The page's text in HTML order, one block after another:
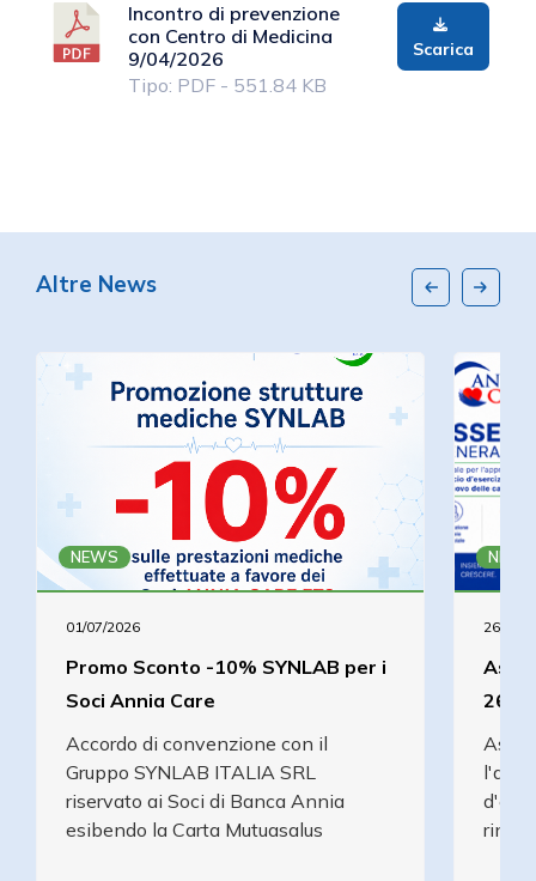
Incontro di prevenzione
con Centro di Medicina
9/04/2026
Tipo: PDF - 551.84 KB
Scarica
Altre News
NEWS
01/07/2026
Promo Sconto -10% SYNLAB per i
Soci Annia Care
Accordo di convenzione con il
Gruppo SYNLAB ITALIA SRL
riservato ai Soci di Banca Annia
esibendo la Carta Mutuasalus
NEWS
26/05/
26/